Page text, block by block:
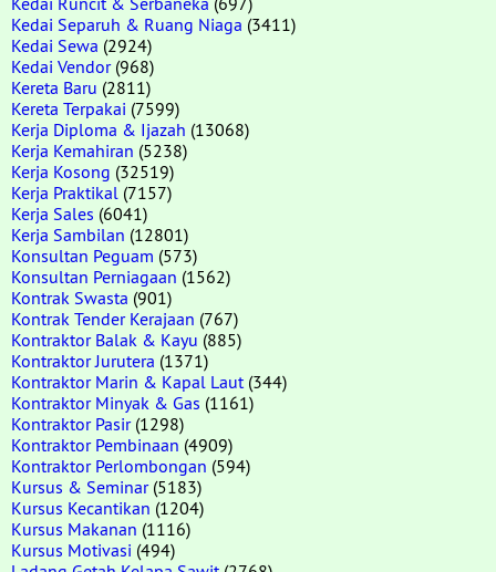
Kedai Separuh & Ruang Niaga (3411)
Kedai Sewa (2924)
Kedai Vendor(968)
Kereta Baru (2811)
Kereta Terpakai (7599)
Kerja Diploma & Ijazah (13068)
Kerja Kemahiran (5238)
Kerja Kosong (32519)
Kerja Praktikal (7157)
Kerja Sales (6041)
Kerja Sambilan (12801)
Konsultan Peguam (573)
Konsultan Perniagaan (1562)
Kontrak Swasta (901)
Kontrak Tender Kerajaan (767)
Kontraktor Balak & Kayu (885)
Kontraktor Jurutera (1371)
Kontraktor Marin & Kapal Laut (344)
Kontraktor Minyak & Gas (1161)
Kontraktor Pasir(1298)
Kontraktor Pembinaan (4909)
Kontraktor Perlombongan (594)
Kursus & Seminar(5183)
Kursus Kecantikan (1204)
Kursus Makanan (1116)
Kursus Motivasi (494)